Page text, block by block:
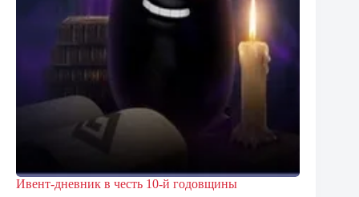
Ивент-дневник в честь 10-й годовщины